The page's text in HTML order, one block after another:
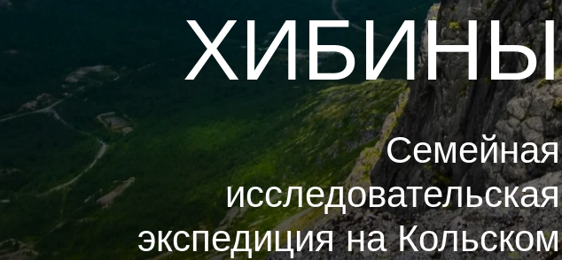
ХИБИНЫ
Семейная
исследовательская
экспедиция на Кольском